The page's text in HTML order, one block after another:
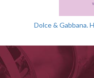
Dolce & Gabbana.